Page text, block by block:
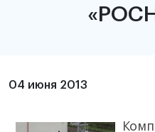
04 июня 2013